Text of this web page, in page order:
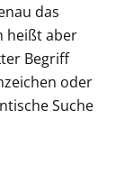
das
heißt aber
Begriff
oder
Suche